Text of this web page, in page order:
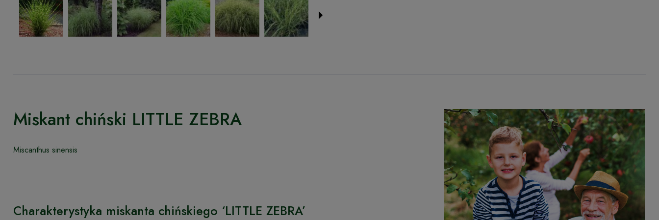
Miskant chiński LITTLE ZEBRA
Miscanthus sinensis
Charakterystyka miskanta chińskiego ‘LITTLE ZEBRA’